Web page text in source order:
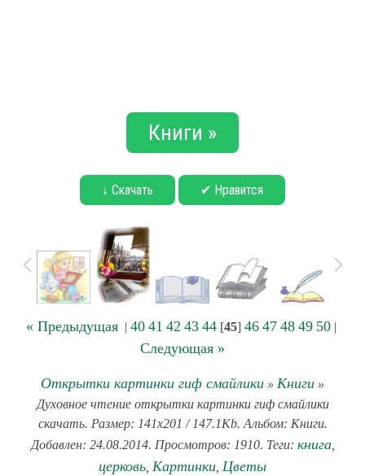
Книги »
↓ Скачать ✔ Нравится
« Предыдущая| 40 41 42 43 44[45] 46 47 48 49 50|
Следующая »
Открытки картинки гиф смайлики » Книги »
Духовное чтение открытки картинки гиф смайлики
скачать. Размер: 141x201 / 147.1Kb. Альбом: Книги.
Добавлен: 24.08.2014. Просмотров: 1910. Теги: книга,
церковь Картинки Цветы